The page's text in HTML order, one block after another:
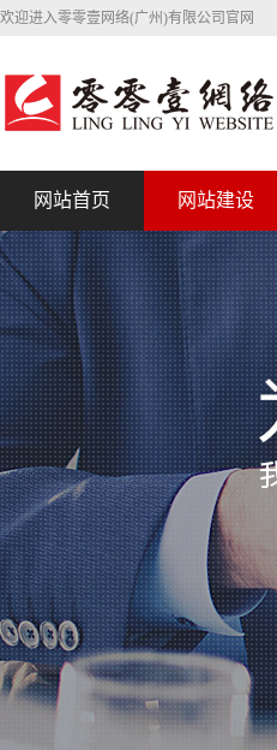
欢迎进入零零壹网络(广州)有限公司官网
网站首页 网站建设